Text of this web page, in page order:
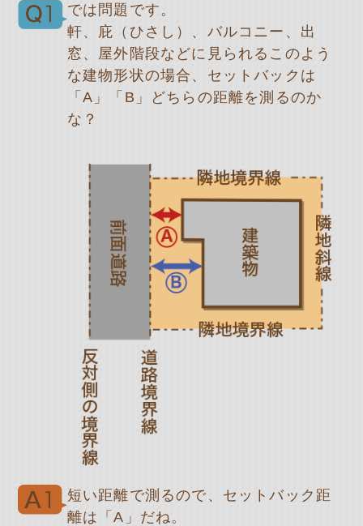
では問題です。
軒、庇（ひさし）、バルコニー、出
窓、屋外階段などに見られるこのよう
な建物形状の場合、セットバックは
「A」「B」どちらの距離を測るのか
な？
短い距離で測るので、セットバック距
離は「A」だね。